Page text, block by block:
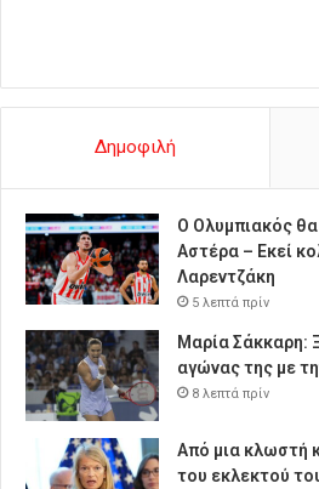
Δημοφιλή
Ο Ολυμπιακός
Αστέρα – Εκεί
Λαρεντζάκη
5 λεπτά πρίν
Μαρία Σάκκαρη:
αγώνας της με
8 λεπτά πρίν
Από μια κλωστή
του εκλεκτού